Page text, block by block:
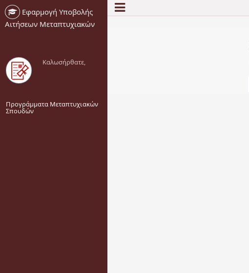
Εφαρμογή Υποβολής
Αιτήσεων Μεταπτυχιακών
Καλωσήρθατε,
Προγράμματα Μεταπτυχιακών
Σπουδών
-->